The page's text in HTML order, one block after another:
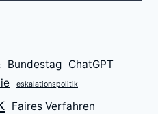
Bundestag ChatGPT
eskalationspolitik
Faires Verfahren